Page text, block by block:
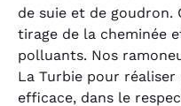
de suie et de goudron.
tirage de la cheminée
polluants. Nos
La Turbie pour
efficace, dans le